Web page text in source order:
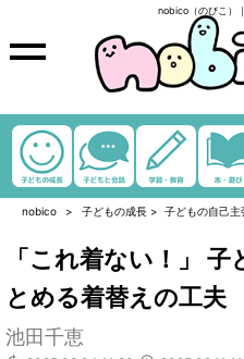
nobico（のびこ）
nobico 子どもの成長 > 子どもの自己
「これ着ない！」
とめる着替えの工夫
池田千恵